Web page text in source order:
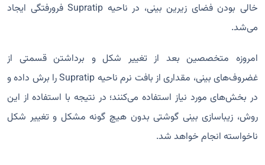
خالی بودن فضای زیرین بینی، در ناحیه Supratip فرورفتگی ایجاد
می‌شد.
امروزه متخصصین بعد از تغییر شکل و برداشتن قسمتی از
غضروف‌های بینی، مقداری از بافت نرم ناحیه Supratip را برش داده و
در بخش‌های مورد نیاز استفاده می‌کنند؛ در نتیجه با استفاده از این
روش، زیباسازی بینی گوشتی بدون هیچ گونه مشکل و تغییر شکل
ناخواسته انجام خواهد شد.